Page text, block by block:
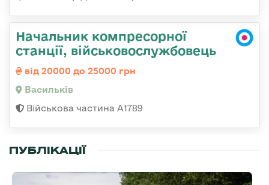
Начальник компресорної
станції, військовослужбовець
від 20000 до 25000 грн
Васильків
Військова частина А1789
ПУБЛІКАЦІЇ